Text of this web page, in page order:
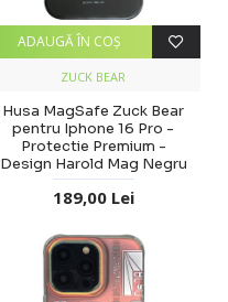
ZUCK BEAR
Husa MagSafe Zuck Bear
pentru Iphone 16 Pro -
Protectie Premium -
Design Harold Mag Negru
189,00 Lei
ADAUGĂ ÎN COŞ